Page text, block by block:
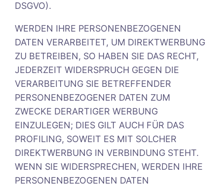
DSGVO).
WERDEN IHRE PERSONENBEZOGENEN
DATEN VERARBEITET, UM DIREKTWERBUNG
ZU BETREIBEN, SO HABEN SIE DAS RECHT,
JEDERZEIT WIDERSPRUCH GEGEN DIE
VERARBEITUNG SIE BETREFFENDER
PERSONENBEZOGENER DATEN ZUM
ZWECKE DERARTIGER WERBUNG
EINZULEGEN; DIES GILT AUCH FÜR DAS
PROFILING, SOWEIT ES MIT SOLCHER
DIREKTWERBUNG IN VERBINDUNG STEHT.
WENN SIE WIDERSPRECHEN, WERDEN IHRE
PERSONENBEZOGENEN DATEN